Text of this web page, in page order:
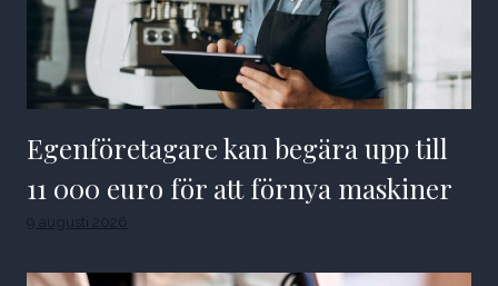
Egenföretagare kan begära upp till
11 000 euro för att förnya maskiner
9 augusti 2026